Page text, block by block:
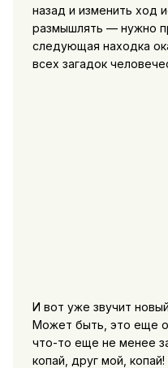
назад и изменить ход
размышлять — нужно
следующая находка
всех загадок
И вот уже звучит
Может быть, это еще
что-то еще не менее
копай, друг мой,